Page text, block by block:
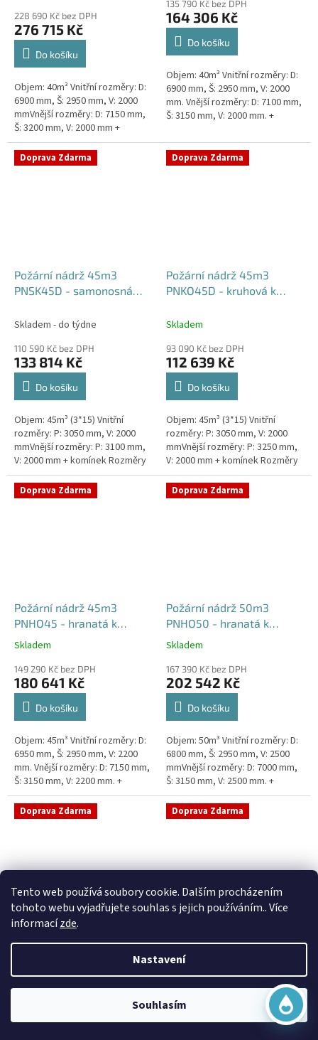
Tento web používá soubory cookie. Dalším procházením
tohoto webu vyjadřujete souhlas s jejich používáním.. Více
informacízde.
Nastavení
Souhlasím
228 690 Kč bez DPH
276 715 Kč
Do košíku
Objem: 40m³ Vnitřní rozměry: D:
6900 mm, Š: 2950 mm, V: 2000
mmVnější rozměry: D: 7150 mm,
Š: 3200 mm, V: 2000 mm +
komínek Běžná doba dodání 2-3
týdny od objednávky. Rozměry...
produktu
je
5,0
hvězdiček.
135 790 Kč bez DPH
164 306 Kč
Do košíku
Objem: 40m³ Vnitřní rozměry: D:
6900 mm, Š: 2950 mm, V: 2000
mm. Vnější rozměry: D: 7100 mm,
Š: 3150 mm, V: 2000 mm. +
týdny od objednávky....
Doprava Zdarma
Požární nádrž 45m3
PNSK45D - samonosná
Skladem - do týdne
110 590 Kč bez DPH
133 814 Kč
Do košíku
Objem: 45m³ (3*15) Vnitřní
rozměry: P: 3050 mm, V: 2000
mmVnější rozměry: P: 3100 mm,
V: 2000 mm + komínek Rozměry
nádrže možno jakkoliv upravit -
vyrobíme nádrž na...
Doprava Zdarma
Požární nádrž 45m3
PNKO45D - kruhová k
Skladem
93 090 Kč bez DPH
112 639 Kč
Do košíku
Objem: 45m³ (3*15) Vnitřní
rozměry: P: 3050 mm, V: 2000
mmVnější rozměry: P: 3250 mm,
V: 2000 mm + komínek Rozměry
nádrže možno jakkoliv upravit -
vyrobíme nádrž na...
Doprava Zdarma
Požární nádrž 45m3
PNHO45 - hranatá k
obetonování
Průměrné
produktu
je
5,0
hvězdiček.
Skladem
149 290 Kč bez DPH
180 641 Kč
Do košíku
Objem: 45m³ Vnitřní rozměry: D:
6950 mm, Š: 2950 mm, V: 2200
mm. Vnější rozměry: D: 7150 mm,
Š: 3150 mm, V: 2200 mm. +
komínek Běžná doba dodání 2-3
týdny od objednávky....
Doprava Zdarma
Požární nádrž 50m3
PNHO50 - hranatá k
obetonování
Průměrné
produktu
je
5,0
hvězdiček.
Skladem
167 390 Kč bez DPH
202 542 Kč
Do košíku
Objem: 50m³ Vnitřní rozměry: D:
6800 mm, Š: 2950 mm, V: 2500
mmVnější rozměry: D: 7000 mm,
Š: 3150 mm, V: 2500 mm. +
komínek Běžná doba dodání 2-3
týdny od objednávky. Rozměry...
Doprava Zdarma
Sací šachta samonosná
hodnocení
5,0
20 790 Kč bez DPH
Doprava Zdarma
Skladem
15 390 Kč bez DPH
Online
Začít konverzaci